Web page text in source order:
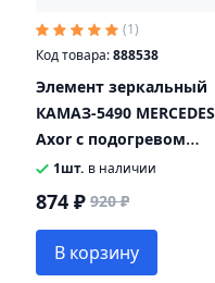
(1)
Код товара:888538
Элемент зеркальный
КАМАЗ-5490 MERCEDES
Axor с подогревом
(панорама) SAMPA
1шт. в наличии
874 ₽ 920 ₽
В корзину